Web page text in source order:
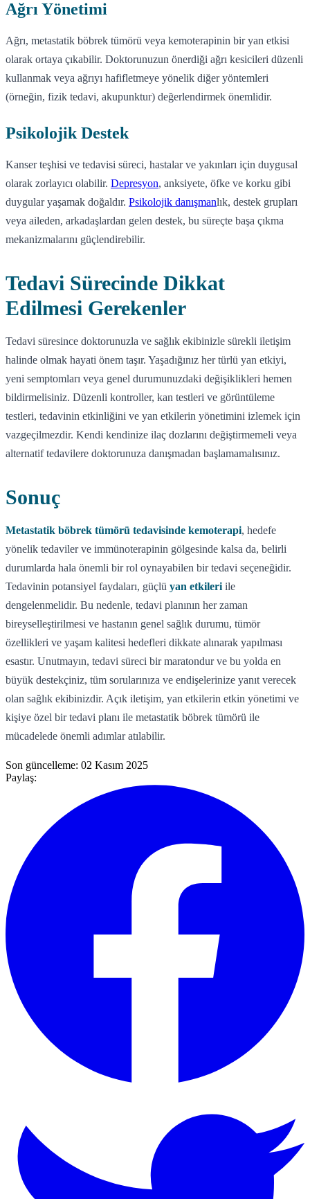
Ağrı Yönetimi
Ağrı, metastatik böbrek tümörü veya kemoterapinin bir yan etkisi
olarak ortaya çıkabilir. Doktorunuzun önerdiği ağrı kesicileri düzenli
kullanmak veya ağrıyı hafifletmeye yönelik diğer yöntemleri
(örneğin, fizik tedavi, akupunktur) değerlendirmek önemlidir.
Psikolojik Destek
Kanser teşhisi ve tedavisi süreci, hastalar ve yakınları için duygusal
olarak zorlayıcı olabilir. Depresyon, anksiyete, öfke ve korku gibi
duygular yaşamak doğaldır. Psikolojik danışmanlık, destek grupları
veya aileden, arkadaşlardan gelen destek, bu süreçte başa çıkma
mekanizmalarını güçlendirebilir.
Tedavi Sürecinde Dikkat
Edilmesi Gerekenler
Tedavi süresince doktorunuzla ve sağlık ekibinizle sürekli iletişim
halinde olmak hayati önem taşır. Yaşadığınız her türlü yan etkiyi,
yeni semptomları veya genel durumunuzdaki değişiklikleri hemen
bildirmelisiniz. Düzenli kontroller, kan testleri ve görüntüleme
testleri, tedavinin etkinliğini ve yan etkilerin yönetimini izlemek için
vazgeçilmezdir. Kendi kendinize ilaç dozlarını değiştirmemeli veya
alternatif tedavilere doktorunuza danışmadan başlamamalısınız.
Sonuç
Metastatik böbrek tümörü tedavisinde kemoterapi, hedefe
yönelik tedaviler ve immünoterapinin gölgesinde kalsa da, belirli
durumlarda hala önemli bir rol oynayabilen bir tedavi seçeneğidir.
Tedavinin potansiyel faydaları, güçlü yan etkileri ile
dengelenmelidir. Bu nedenle, tedavi planının her zaman
bireyselleştirilmesi ve hastanın genel sağlık durumu, tümör
özellikleri ve yaşam kalitesi hedefleri dikkate alınarak yapılması
esastır. Unutmayın, tedavi süreci bir maratondur ve bu yolda en
büyük destekçiniz, tüm sorularınıza ve endişelerinize yanıt verecek
olan sağlık ekibinizdir. Açık iletişim, yan etkilerin etkin yönetimi ve
kişiye özel bir tedavi planı ile metastatik böbrek tümörü ile
mücadelede önemli adımlar atılabilir.
Son güncelleme: 02 Kasım 2025
Paylaş: